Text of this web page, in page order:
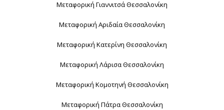
Μεταφορική Γιαννιτσά Θεσσαλονίκη
Μεταφορική Αριδαία Θεσσαλονίκη
Μεταφορική Κατερίνη Θεσσαλονίκη
Μεταφορική Λάρισα Θεσσαλονίκη
Μεταφορική Κομοτηνή Θεσσαλονίκη
Μεταφορική Πάτρα Θεσσαλονίκη